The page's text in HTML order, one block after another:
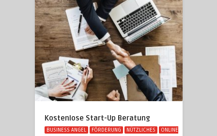
Kostenlose Start-Up Beratung
BUSINESS ANGEL FÖRDERUNG NÜTZLICHES
ONLINE